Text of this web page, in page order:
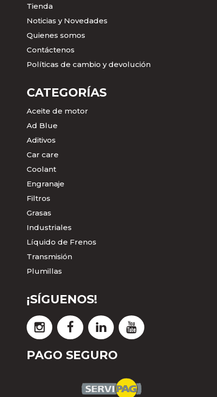
Tienda
Noticias y Novedades
Quienes somos
Contáctenos
Políticas de cambio y devolución
CATEGORÍAS
Aceite de motor
Ad Blue
Aditivos
Car care
Coolant
Engranaje
Filtros
Grasas
Industriales
Líquido de Frenos
Transmisión
Plumillas
¡SÍGUENOS!
PAGO SEGURO